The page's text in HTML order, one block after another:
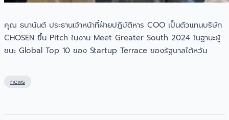
คุณ ธนานันต์ ประธานเจ้าหน้าที่ฝ่ายปฎิบัติหาร COO เป็นตัวแทนบริษัท
CHOSEN ขึ้น Pitch ในงาน Meet Greater South 2024 ในฐานะผู้
ชนะ Global Top 10 ของ Startup Terrace ของรัฐบาลไต้หวัน
news